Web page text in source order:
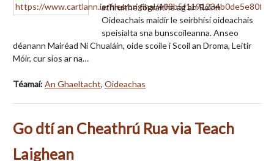
athruithe fógraithe ag an Roinn
Oideachais maidir le seirbhísí oideachais
speisialta sna bunscoileanna. Anseo
déanann Mairéad Ní Chualáin, oide scoile i Scoil an Droma, Leitir
Móir, cur síos ar na…
Téamaí:An Ghaeltacht, Oideachas
Go dtí an Cheathrú Rua via Teach
Laighean